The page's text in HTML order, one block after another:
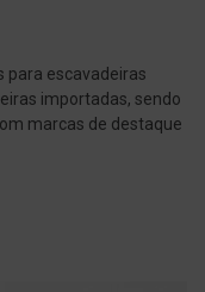
para escavadeiras
importadas, sendo
marcas de destaque